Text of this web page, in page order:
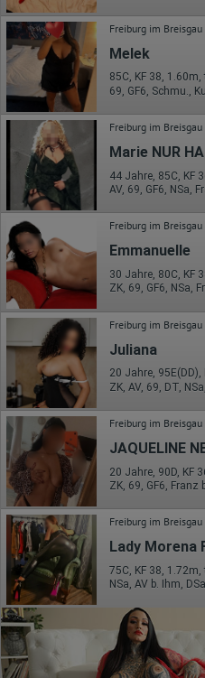
Freiburg im Breisgau
Melek
85C, KF 38,
Freiburg im Breisgau
AV, 69, GF6, NSa,
Freiburg im Breisgau
Emmanuelle
30 Jahre, 80C, KF
ZK, 69, GF6, NSa,
Freiburg im Breisgau
Juliana
ZK, AV, 69, DT,
Freiburg im Breisgau
JAQUELINE
Freiburg im Breisgau
Lady Morena
75C, KF 38,
NSa, AV b. Ihm,